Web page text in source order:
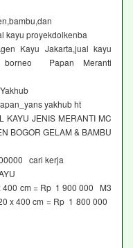
kayu proyekdolkenba
Kayu Jakarta,jual kayu
borneo Papan Meranti
yakhub ht
KAYU JENIS MERANTI MC
BOGOR GELAM & BAMBU
cari kerja
400 cm = Rp 1 900 000 M3
x 400 cm = Rp 1 800 000